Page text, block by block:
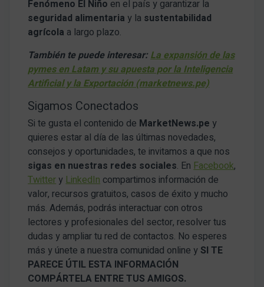
Fenómeno El Niño en el país y garantizar la
seguridad alimentaria y la sustentabilidad
agrícola a largo plazo.
También te puede interesar:La expansión de las
pymes en Latam y su apuesta por la Inteligencia
Artificial y la Exportación (marketnews.pe)
Sigamos Conectados
Si te gusta el contenido de MarketNews.pe y
quieres estar al día de las últimas novedades,
consejos y oportunidades, te invitamos a que nos
sigas en nuestras redes sociales. EnFacebook,
Twitter yLinkedIn compartimos información de
valor, recursos gratuitos, casos de éxito y mucho
más. Además, podrás interactuar con otros
lectores y profesionales del sector, resolver tus
dudas y ampliar tu red de contactos. No esperes
más y únete a nuestra comunidad online y SI TE
PARECE ÚTIL ESTA INFORMACIÓN
COMPÁRTELA ENTRE TUS AMIGOS.